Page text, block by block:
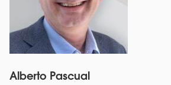
Alberto Pascual